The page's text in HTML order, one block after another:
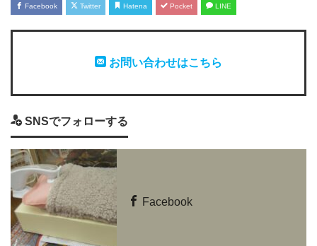
Facebook Twitter Hatena Pocket LINE
お問い合わせはこちら
SNSでフォローする
Facebook